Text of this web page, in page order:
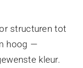
structuren tot
hoog —
kleur.